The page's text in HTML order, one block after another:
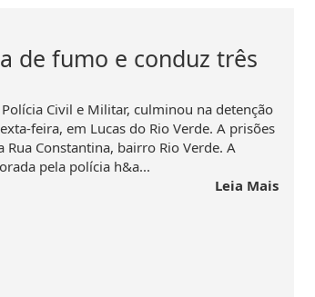
de fumo e conduz três
Civil e Militar, culminou na detenção
feira, em Lucas do Rio Verde. A prisões
Constantina, bairro Rio Verde. A
pela polícia h&a...
Leia Mais